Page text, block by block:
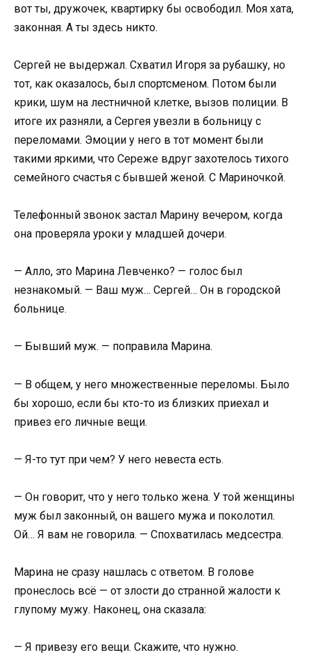
вот ты, дружочек, квартирку бы освободил. Моя хата,
законная. А ты здесь никто.
Сергей не выдержал. Схватил Игоря за рубашку, но
тот, как оказалось, был спортсменом. Потом были
крики, шум на лестничной клетке, вызов полиции. В
итоге их разняли, а Сергея увезли в больницу с
переломами. Эмоции у него в тот момент были
такими яркими, что Сереже вдруг захотелось тихого
семейного счастья с бывшей женой. С Мариночкой.
Телефонный звонок застал Марину вечером, когда
она проверяла уроки у младшей дочери.
— Алло, это Марина Левченко? — голос был
незнакомый. — Ваш муж… Сергей… Он в городской
больнице.
— Бывший муж. — поправила Марина.
— В общем, у него множественные переломы. Было
бы хорошо, если бы кто-то из близких приехал и
привез его личные вещи.
— Я-то тут при чем? У него невеста есть.
— Он говорит, что у него только жена. У той женщины
муж был законный, он вашего мужа и поколотил.
Ой… Я вам не говорила. — Спохватилась медсестра.
Марина не сразу нашлась с ответом. В голове
пронеслось всё — от злости до странной жалости к
глупому мужу. Наконец, она сказала:
— Я привезу его вещи. Скажите, что нужно.